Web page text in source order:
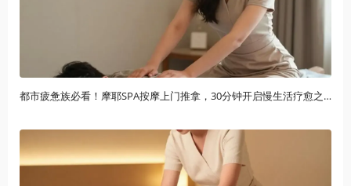
都市疲惫族必看！摩耶SPA按摩上门推拿，30分钟开启慢生活疗愈之旅